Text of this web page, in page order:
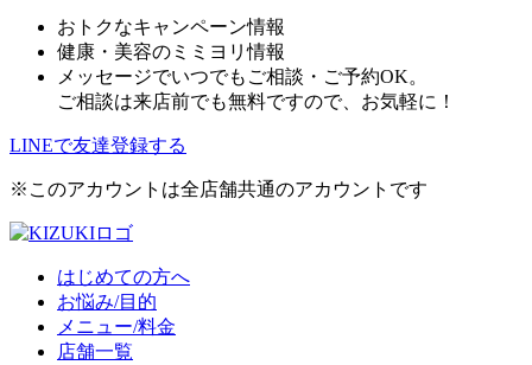
おトクなキャンペーン情報
健康・美容のミミヨリ情報
メッセージでいつでもご相談・ご予約OK。
ご相談は来店前でも無料ですので、お気軽に！
LINEで友達登録する
※このアカウントは全店舗共通のアカウントです
はじめての方へ
お悩み/目的
メニュー/料金
店舗一覧